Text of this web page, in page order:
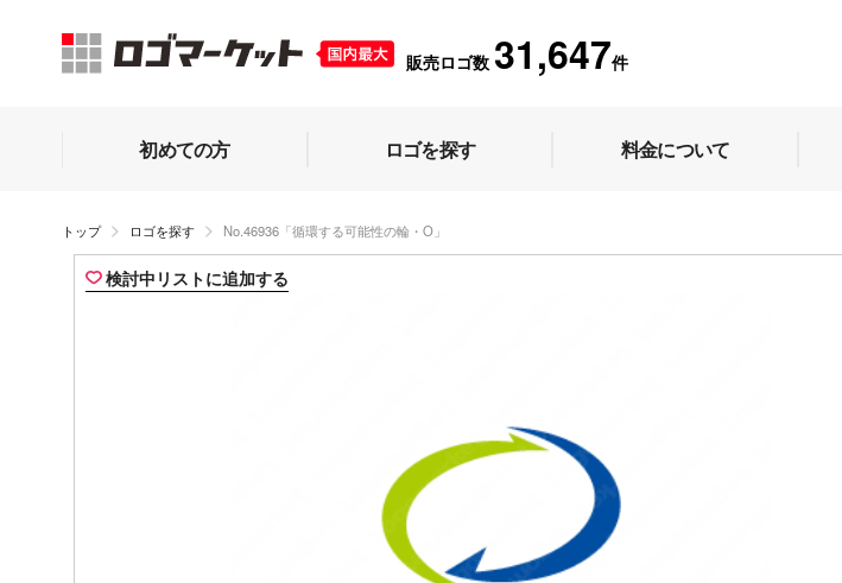
販売ロゴ数 31,647件
初めての方 ロゴを探す 料金について
トップ ロゴを探す No.46936「循環する可能性の輪・O」
検討中リストに追加する